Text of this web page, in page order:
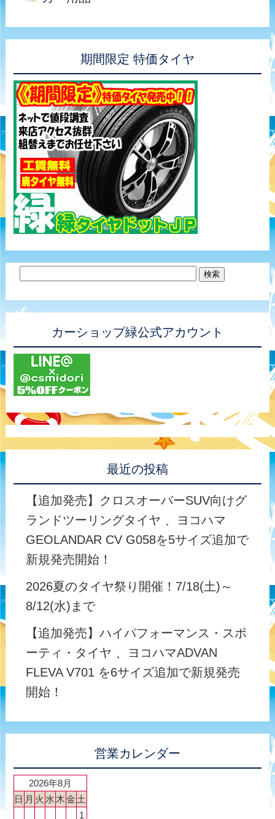
期間限定 特価タイヤ
カーショップ緑公式アカウント
最近の投稿
【追加発売】クロスオーバーSUV向けグ
ランドツーリングタイヤ 、ヨコハマ
GEOLANDAR CV G058を5サイズ追加で
新規発売開始！
2026夏のタイヤ祭り開催！7/18(土)～
8/12(水)まで
【追加発売】ハイパフォーマンス・スポ
ーティ・タイヤ 、ヨコハマADVAN
FLEVA V701 を6サイズ追加で新規発売
開始！
営業カレンダー
2026年8月
日 月 火 水木金土
1